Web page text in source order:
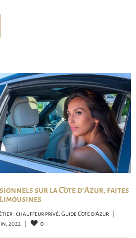
sur la Côte d’Azur, faites
: chauffeur privé, Guide Côte d'Azur
2022 0